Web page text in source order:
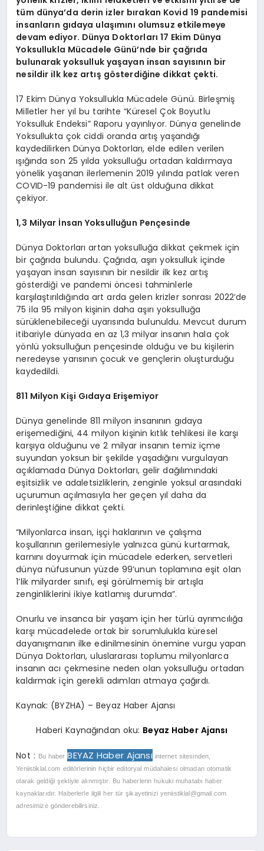
tüm dünya’da derin izler bırakan Kovid 19 pandemisi
insanların gıdaya ulaşımını olumsuz etkilemeye
devam ediyor. Dünya Doktorları 17 Ekim Dünya
Yoksullukla Mücadele Günü’nde bir çağrıda
bulunarak yoksulluk yaşayan insan sayısının bir
nesildir ilk kez artış gösterdiğine dikkat çekti.
17 Ekim Dünya Yoksullukla Mücadele Günü. Birleşmiş
Milletler her yıl bu tarihte “Küresel Çok Boyutlu
Yoksulluk Endeksi” Raporu yayınlıyor. Dünya genelinde
Yoksullukta çok ciddi oranda artış yaşandığı
kaydedilirken Dünya Doktorları, elde edilen verilen
ışığında son 25 yılda yoksulluğu ortadan kaldırmaya
yönelik yaşanan ilerlemenin 2019 yılında patlak veren
COVID-19 pandemisi ile alt üst olduğuna dikkat
çekiyor.
1,3 Milyar İnsan Yoksulluğun Pençesinde
Dünya Doktorları artan yoksulluğa dikkat çekmek için
bir çağrıda bulundu. Çağrıda, aşırı yoksulluk içinde
yaşayan insan sayısının bir nesildir ilk kez artış
gösterdiği ve pandemi öncesi tahminlerle
karşılaştırıldığında art arda gelen krizler sonrası 2022’de
75 ila 95 milyon kişinin daha aşırı yoksulluğa
sürüklenebileceği uyarısında bulunuldu. Mevcut durum
itibariyle dünyada en az 1,3 milyar insanın hala çok
yönlü yoksulluğun pençesinde olduğu ve bu kişilerin
neredeyse yarısının çocuk ve gençlerin oluşturduğu
kaydedildi.
811 Milyon Kişi Gıdaya Erişemiyor
Dünya genelinde 811 milyon insanının gıdaya
erişemediğini, 44 milyon kişinin kıtlık tehlikesi ile karşı
karşıya olduğunu ve 2 milyar insanın temiz içme
suyundan yoksun bir şekilde yaşadığını vurgulayan
açıklamada Dünya Doktorları, gelir dağılımındaki
eşitsizlik ve adaletsizliklerin, zenginle yoksul arasındaki
uçurumun açılmasıyla her geçen yıl daha da
derinleştiğine dikkat çekti.
“Milyonlarca insan, işçi haklarının ve çalışma
koşullarının gerilemesiyle yalnızca günü kurtarmak,
karnını doyurmak için mücadele ederken, servetleri
dünya nüfusunun yüzde 99’unun toplamına eşit olan
1’lik milyarder sınıfı, eşi görülmemiş bir artışla
zenginliklerini ikiye katlamış durumda”.
Onurlu ve insanca bir yaşam için her türlü ayrımcılığa
karşı mücadelede ortak bir sorumlulukla küresel
dayanışmanın ilke edinilmesinin önemine vurgu yapan
Dünya Doktorları, uluslararası toplumu milyonlarca
insanın acı çekmesine neden olan yoksulluğu ortadan
kaldırmak için gerekli adımları atmaya çağırdı.
Kaynak: (BYZHA) – Beyaz Haber Ajansı
Haberi Kaynağından oku: Beyaz Haber Ajansı
Not : Bu haber BEYAZ Haber Ajansı internet sitesinden,
Yeniistiklal.com editörlerinin hiçbir editoryal müdahalesi olmadan otomatik
olarak geldiği şekliyle alınmıştır. Bu haberlerin hukuki muhatabı haber
kaynaklarıdır. Haberlerle ilgili her tür şikayetinizi yeniistiklal@gmail.com
adresimize gönderebilirsiniz.